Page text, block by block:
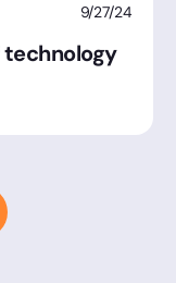
9/27/24
technology